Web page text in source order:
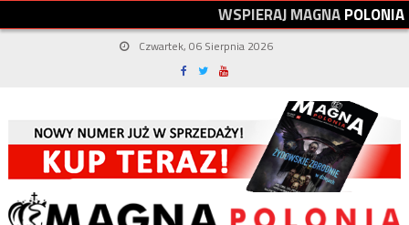
WSPIERAJMAGNAPOLONIA
Czwartek, 06 Sierpnia 2026